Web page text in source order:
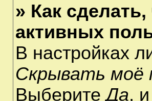
» Как
активных
В настройках
Скрывать моё
ВыберитеДа,